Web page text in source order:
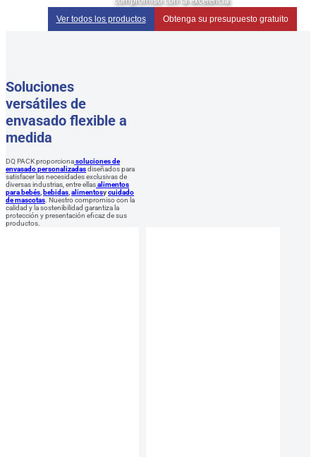
Ver todos los productos
Obtenga su presupuesto gratuito
Soluciones
versátiles de
envasado flexible a
medida
DQ PACK proporcionasoluciones de
envasado personalizadasdiseñados para
satisfacer las necesidades exclusivas de
diversas industrias, entre ellasalimentos
para bebés, bebidas,alimentosycuidado
de mascotas. Nuestro compromiso con la
calidad y la sostenibilidad garantiza la
protección y presentación eficaz de sus
productos.